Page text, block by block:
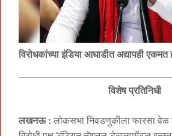
विरोधकांच्या इंडिया आघाडीत अद्यापही एकमत
विशेष प्रतिनिधी
लखनऊ : लोकसभा निवडणुकीला फारसा वेळ